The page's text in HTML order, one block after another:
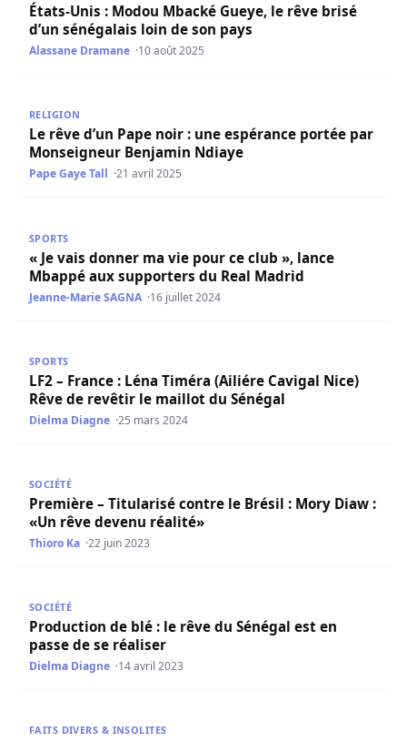
États-Unis : Modou Mbacké Gueye, le rêve brisé
d’un sénégalais loin de son pays
Alassane Dramane 10 août 2025
RELIGION
Le rêve d’un Pape noir : une espérance portée par
Monseigneur Benjamin Ndiaye
Pape Gaye Tall 21 avril 2025
SPORTS
« Je vais donner ma vie pour ce club », lance
Mbappé aux supporters du Real Madrid
Jeanne-Marie SAGNA 16 juillet 2024
SPORTS
LF2 – France : Léna Timéra (Ailiére Cavigal Nice)
Rêve de revêtir le maillot du Sénégal
Dielma Diagne 25 mars 2024
SOCIÉTÉ
Première – Titularisé contre le Brésil : Mory Diaw :
«Un rêve devenu réalité»
Thioro Ka 22 juin 2023
SOCIÉTÉ
Production de blé : le rêve du Sénégal est en
passe de se réaliser
Dielma Diagne 14 avril 2023
FAITS DIVERS & INSOLITES